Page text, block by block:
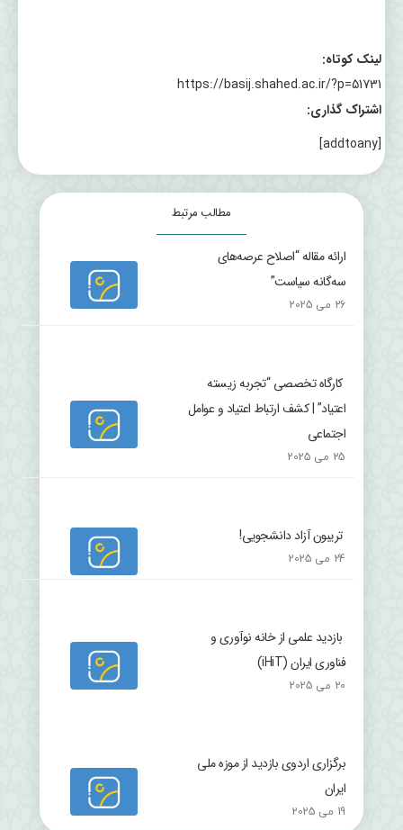
لینک کوتاه:
https://basij.shahed.ac.ir/?p=51731
اشتراک گذاری:
[addtoany]
مطالب مرتبط
ارائه مقاله “اصلاح عرصه‌های
سه‌گانه سیاست”
26 می 2025
کارگاه تخصصی “تجربه زیسته
اعتیاد” | کشف ارتباط اعتیاد و عوامل
اجتماعی
25 می 2025
تریبون آزاد دانشجویی!
24 می 2025
بازدید علمی از خانه نوآوری و
فناوری ایران (iHiT)
20 می 2025
برگزاری اردوی بازدید از موزه ملی
ایران
19 می 2025